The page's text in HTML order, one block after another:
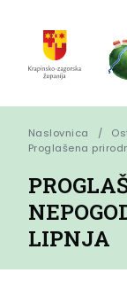
Naslovnica
Proglašena
LIPNJA